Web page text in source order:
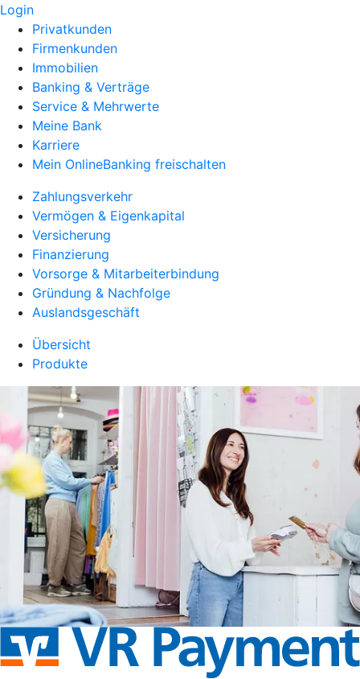
Login
Privatkunden
Firmenkunden
Immobilien
Banking & Verträge
Service & Mehrwerte
Meine Bank
Karriere
Mein OnlineBanking freischalten
Zahlungsverkehr
Vermögen & Eigenkapital
Versicherung
Finanzierung
Vorsorge & Mitarbeiterbindung
Gründung & Nachfolge
Auslandsgeschäft
Übersicht
Produkte